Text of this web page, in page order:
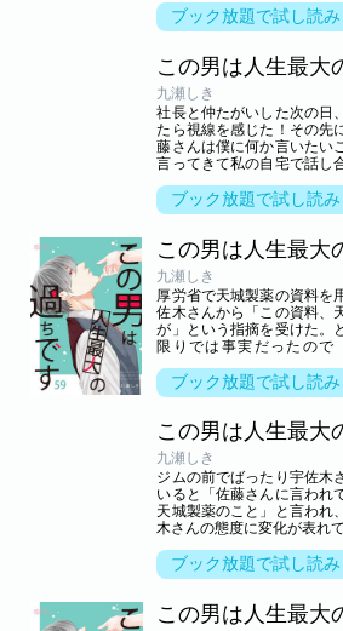
ブック放題で試し読み
この男は人生最大
九瀬しき
社長と仲たがいした次の日
たら視線を感じた！その先
藤さんは僕に何か言いたい
言ってきて私の自宅で話し
ブック放題で試し読み
この男は人生最大
九瀬しき
厚労省で天城製薬の資料を
佐木さんから「この資料、
が」という指摘を受けた。
限りでは事実だったので
ブック放題で試し読み
この男は人生最大
九瀬しき
ジムの前でばったり宇佐木
いると「佐藤さんに言われ
天城製薬のこと」と言われ
木さんの態度に変化が表れ
ブック放題で試し読み
この男は人生最大